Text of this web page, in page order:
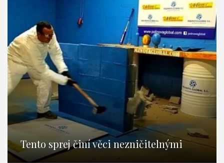
Tento sprej činí věci nezničitelnými